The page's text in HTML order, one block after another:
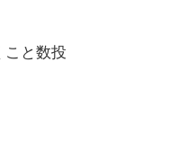
こと数投